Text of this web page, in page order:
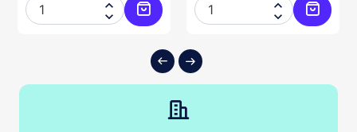
au panier


Ajouter au panier

